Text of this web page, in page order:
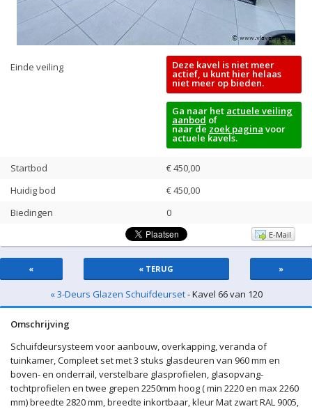
Einde veiling Deze kavel is niet meer
actief, u kunt hier helaas
niet meer op bieden.
Ga naar het actuele veiling
aanbod of
naar de zoek pagina voor
actuele kavels.
Startbod
€ 450,00
Huidig bod
€450,00
Biedingen
0
E-Mail
« « TERUG »
« 3-Deurs Glazen Schuifdeurset- Kavel 66 van 120
Omschrijving
Schuifdeursysteem voor aanbouw, overkapping, veranda of
tuinkamer, Compleet set met 3 stuks glasdeuren van 960 mm en
boven- en onderrail, verstelbare glasprofielen, glasopvang-
tochtprofielen en twee grepen 2250mm hoog ( min 2220 en max 2260
mm) breedte 2820 mm, breedte inkortbaar, kleur Mat zwart RAL 9005,